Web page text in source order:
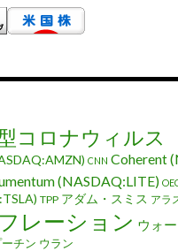
コロナウィルス
CNN Coherent
(NASDAQ:LITE)
TPP アダム・スミス アラ
レーション ウォ
チン ウラン